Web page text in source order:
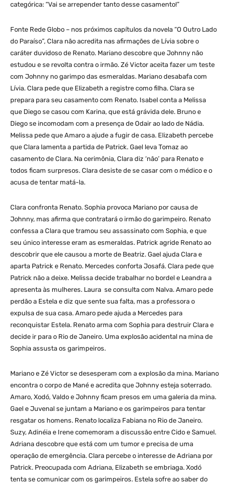
categórica: “Vai se arrepender tanto desse casamento!”
Fonte Rede Globo – nos próximos capítulos da novela “O Outro Lado
do Paraíso”, Clara não acredita nas afirmações de Lívia sobre o
caráter duvidoso de Renato. Mariano descobre que Johnny não
estudou e se revolta contra o irmão. Zé Victor aceita fazer um teste
com Johnny no garimpo das esmeraldas. Mariano desabafa com
Lívia. Clara pede que Elizabeth a registre como filha. Clara se
prepara para seu casamento com Renato. Isabel conta a Melissa
que Diego se casou com Karina, que está grávida dele. Bruno e
Diego se incomodam com a presença de Odair ao lado de Nádia.
Melissa pede que Amaro a ajude a fugir de casa. Elizabeth percebe
que Clara lamenta a partida de Patrick. Gael leva Tomaz ao
casamento de Clara. Na cerimônia, Clara diz ‘não’ para Renato e
todos ficam surpresos. Clara desiste de se casar com o médico e o
acusa de tentar matá-la.
Clara confronta Renato. Sophia provoca Mariano por causa de
Johnny, mas afirma que contratará o irmão do garimpeiro. Renato
confessa a Clara que tramou seu assassinato com Sophia, e que
seu único interesse eram as esmeraldas. Patrick agride Renato ao
descobrir que ele causou a morte de Beatriz. Gael ajuda Clara e
aparta Patrick e Renato. Mercedes conforta Josafá. Clara pede que
Patrick não a deixe. Melissa decide trabalhar no bordel e Leandra a
apresenta às mulheres. Laura se consulta com Nalva. Amaro pede
perdão a Estela e diz que sente sua falta, mas a professora o
expulsa de sua casa. Amaro pede ajuda a Mercedes para
reconquistar Estela. Renato arma com Sophia para destruir Clara e
decide ir para o Rio de Janeiro. Uma explosão acidental na mina de
Sophia assusta os garimpeiros.
Mariano e Zé Victor se desesperam com a explosão da mina. Mariano
encontra o corpo de Mané e acredita que Johnny esteja soterrado.
Amaro, Xodó, Valdo e Johnny ficam presos em uma galeria da mina.
Gael e Juvenal se juntam a Mariano e os garimpeiros para tentar
resgatar os homens. Renato localiza Fabiana no Rio de Janeiro.
Suzy, Adinéia e Irene comemoram a discussão entre Cido e Samuel.
Adriana descobre que está com um tumor e precisa de uma
operação de emergência. Clara percebe o interesse de Adriana por
Patrick. Preocupada com Adriana, Elizabeth se embriaga. Xodó
tenta se comunicar com os garimpeiros. Estela sofre ao saber do